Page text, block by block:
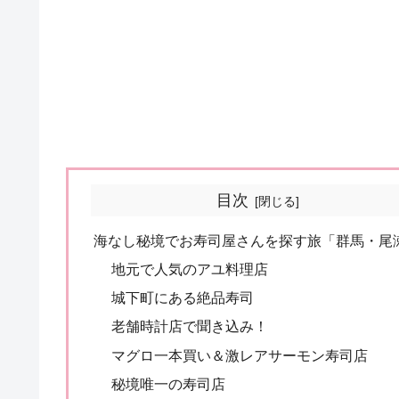
目次
海なし秘境でお寿司屋さんを探す旅「群馬・尾
地元で人気のアユ料理店
城下町にある絶品寿司
老舗時計店で聞き込み！
マグロ一本買い＆激レアサーモン寿司店
秘境唯一の寿司店